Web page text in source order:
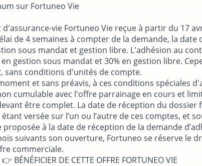
sur Fortuneo Vie
vie Fortuneo Vie reçue à partir du 17
de 4 semaines à compter de la demande, la
sous mandat et gestion libre. L'adhésion au
gestion sous mandat et 30% en gestion libre.
sans conditions d'unités de compte.
et sans préavis, à ces conditions spéciales
cumulable avec l'offre parrainage en cours et
être complet. La date de réception du dossier
versée sur l’un ou l’autre de ces comptes, et
à la date de réception de la demande
suivants son ouverture, Fortuneo se réserve le
commerciale.
👉 BÉNÉFICIER DE CETTE OFFRE FORTUNEO VIE